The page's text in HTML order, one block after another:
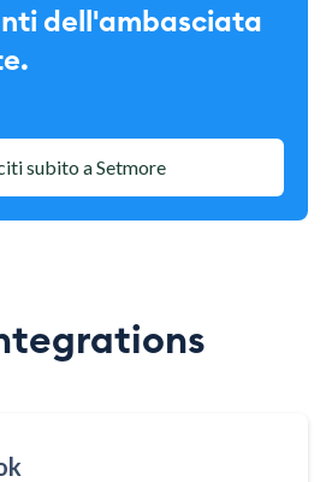
dell'ambasciata
subito a Setmore